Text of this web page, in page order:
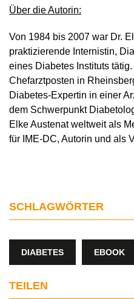
Über die Autorin:
Von 1984 bis 2007 war Dr.
praktizierende Internistin,
eines Diabetes Instituts
Chefarztposten in
Diabetes-Expertin in einer
dem Schwerpunkt
Elke Austenat weltweit als
für IME-DC, Autorin und als
SCHLAGWÖRTER
DIABETES EBOOK
TEILEN